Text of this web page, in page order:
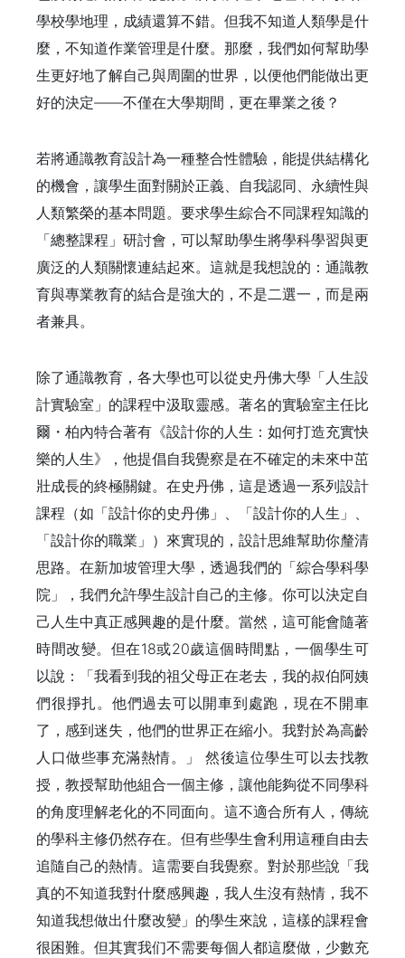
學校學地理，成績還算不錯。但我不知道人類學是什
麼，不知道作業管理是什麼。那麼，我們如何幫助學
生更好地了解自己與周圍的世界，以便他們能做出更
好的決定——不僅在大學期間，更在畢業之後？
若將通識教育設計為一種整合性體驗，能提供結構化
的機會，讓學生面對關於正義、自我認同、永續性與
人類繁榮的基本問題。要求學生綜合不同課程知識的
「總整課程」研討會，可以幫助學生將學科學習與更
廣泛的人類關懷連結起來。這就是我想說的：通識教
育與專業教育的結合是強大的，不是二選一，而是兩
者兼具。
除了通識教育，各大學也可以從史丹佛大學「人生設
計實驗室」的課程中汲取靈感。著名的實驗室主任比
爾・柏內特合著有《設計你的人生：如何打造充實快
樂的人生》，他提倡自我覺察是在不確定的未來中茁
壯成長的終極關鍵。在史丹佛，這是透過一系列設計
課程（如「設計你的史丹佛」、「設計你的人生」、
「設計你的職業」）來實現的，設計思維幫助你釐清
思路。在新加坡管理大學，透過我們的「綜合學科學
院」，我們允許學生設計自己的主修。你可以決定自
己人生中真正感興趣的是什麼。當然，這可能會隨著
時間改變。但在18或20歲這個時間點，一個學生可
以說：「我看到我的祖父母正在老去，我的叔伯阿姨
們很掙扎。他們過去可以開車到處跑，現在不開車
了，感到迷失，他們的世界正在縮小。我對於為高齡
人口做些事充滿熱情。」 然後這位學生可以去找教
授，教授幫助他組合一個主修，讓他能夠從不同學科
的角度理解老化的不同面向。這不適合所有人，傳統
的學科主修仍然存在。但有些學生會利用這種自由去
追隨自己的熱情。這需要自我覺察。對於那些說「我
真的不知道我對什麼感興趣，我人生沒有熱情，我不
知道我想做出什麼改變」的學生來說，這樣的課程會
很困難。但其實我们不需要每個人都這麼做，少數充